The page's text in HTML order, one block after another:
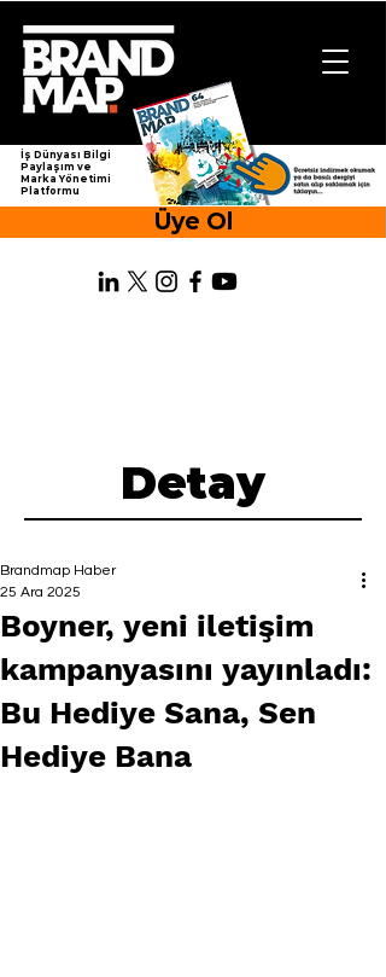
İş Dünyası Bilgi
Paylaşım ve
Marka Yönetimi
Platformu
Üye Ol
Detay
Boyner, yeni iletişim
kampanyasını yayınladı:
Bu Hediye Sana, Sen
Hediye Bana
Brandmap Haber
25 Ara 2025